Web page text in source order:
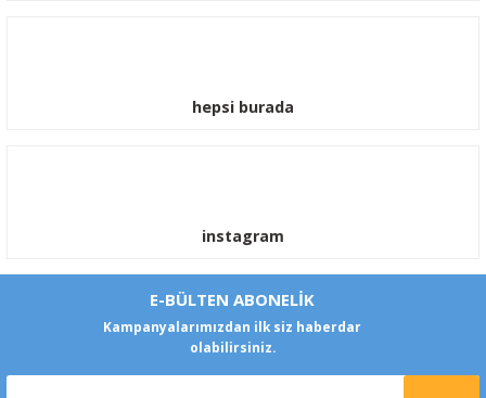
hepsi burada
instagram
E-BÜLTEN ABONELİK
Kampanyalarımızdan ilk siz haberdar
olabilirsiniz.